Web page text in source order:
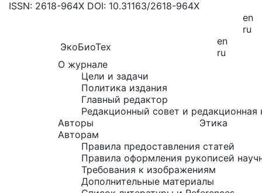
ISSN: 2618-964X DOI: 10.31163/2618-964X
en
ru
ЭкоБиоТех
en
ru
О журнале
Цели и задачи
Политика издания
Главный редактор
Редакционный совет и редакционная
Авторы
Этика
Авторам
Правила предоставления статей
Правила оформления рукописей
Требования к изображениям
Дополнительные материалы